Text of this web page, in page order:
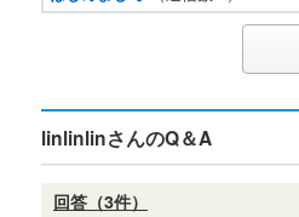
linlinlinさんのQ＆A
回答（3件）